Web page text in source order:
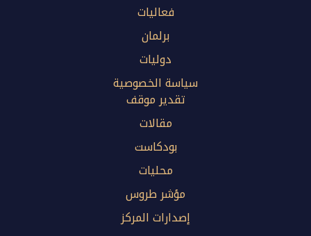
فعاليات
برلمان
دوليات
سياسة الخصوصية
تقدير موقف
مقالات
بودكاست
محليات
مؤشر طروس
إصدارات المركز